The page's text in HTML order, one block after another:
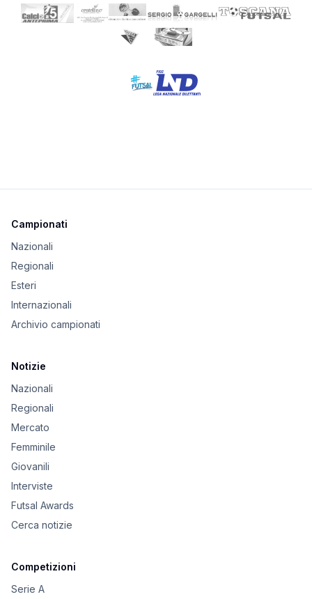
Campionati
Nazionali
Regionali
Esteri
Internazionali
Archivio campionati
Notizie
Nazionali
Regionali
Mercato
Femminile
Giovanili
Interviste
Futsal Awards
Cerca notizie
Competizioni
Serie A